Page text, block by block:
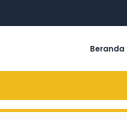
Beranda